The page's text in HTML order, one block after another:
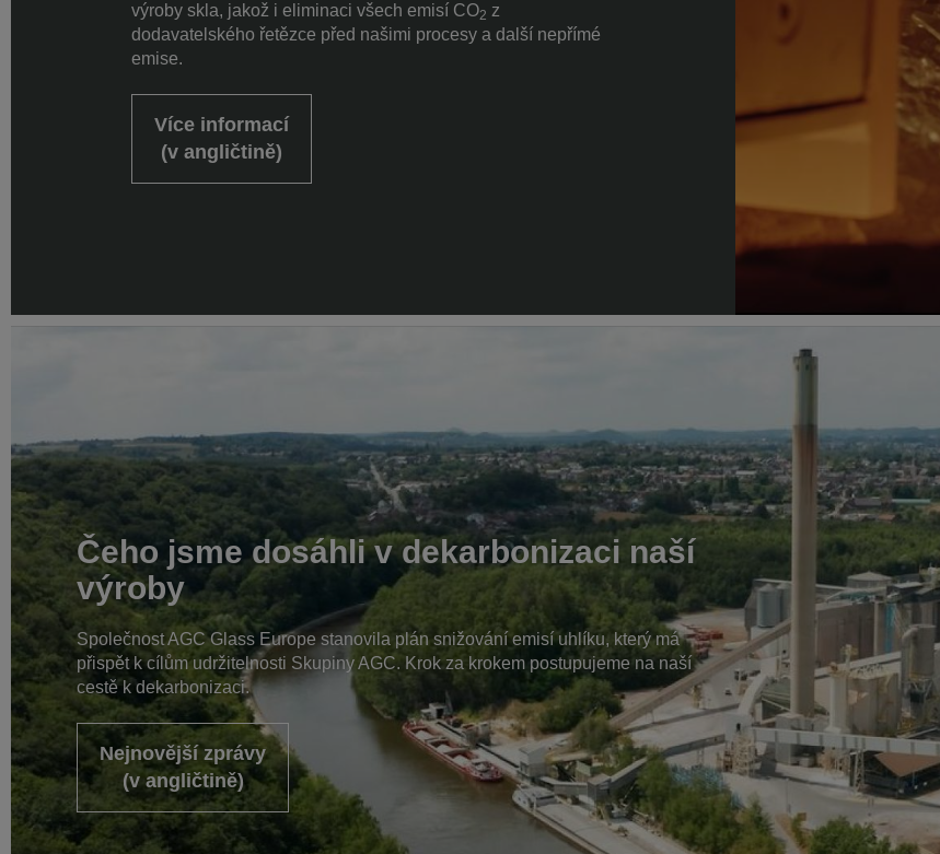
výroby skla, jakož i eliminaci všech emisí CO2 z
dodavatelského řetězce před našimi procesy a další nepřímé
emise.
Více informací
(v angličtině)
Čeho jsme dosáhli v dekarbonizaci naší
výroby
Společnost AGC Glass Europe stanovila plán snižování emisí uhlíku, který má
přispět k cílům udržitelnosti Skupiny AGC. Krok za krokem postupujeme na naší
cestě k dekarbonizaci.
Nejnovější zprávy
(v angličtině)